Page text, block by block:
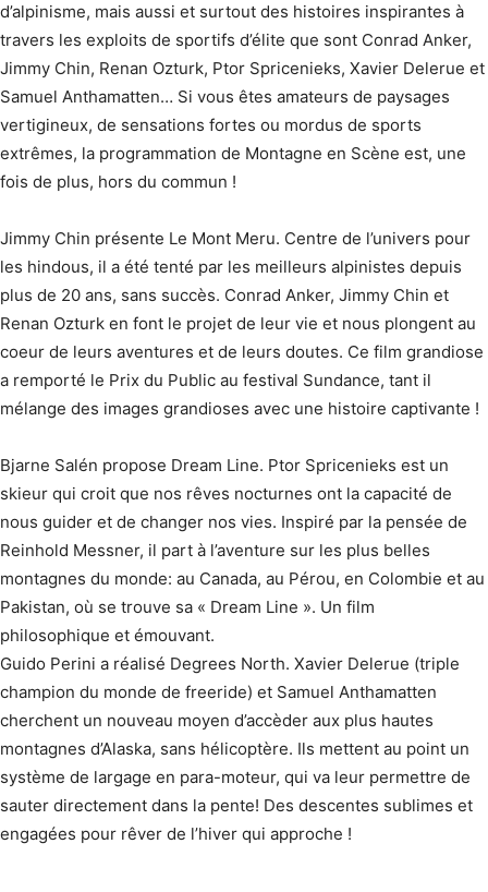
d’alpinisme, mais aussi et surtout des histoires inspirantes à
travers les exploits de sportifs d’élite que sont Conrad Anker,
Jimmy Chin, Renan Ozturk, Ptor Spricenieks, Xavier Delerue et
Samuel Anthamatten… Si vous êtes amateurs de paysages
vertigineux, de sensations fortes ou mordus de sports
extrêmes, la programmation de Montagne en Scène est, une
fois de plus, hors du commun !
Jimmy Chin présente Le Mont Meru. Centre de l’univers pour
les hindous, il a été tenté par les meilleurs alpinistes depuis
plus de 20 ans, sans succès. Conrad Anker, Jimmy Chin et
Renan Ozturk en font le projet de leur vie et nous plongent au
coeur de leurs aventures et de leurs doutes. Ce film grandiose
a remporté le Prix du Public au festival Sundance, tant il
mélange des images grandioses avec une histoire captivante !
Bjarne Salén propose Dream Line. Ptor Spricenieks est un
skieur qui croit que nos rêves nocturnes ont la capacité de
nous guider et de changer nos vies. Inspiré par la pensée de
Reinhold Messner, il part à l’aventure sur les plus belles
montagnes du monde: au Canada, au Pérou, en Colombie et au
Pakistan, où se trouve sa « Dream Line ». Un film
philosophique et émouvant.
Guido Perini a réalisé Degrees North. Xavier Delerue (triple
champion du monde de freeride) et Samuel Anthamatten
cherchent un nouveau moyen d’accèder aux plus hautes
montagnes d’Alaska, sans hélicoptère. Ils mettent au point un
système de largage en para-moteur, qui va leur permettre de
sauter directement dans la pente! Des descentes sublimes et
engagées pour rêver de l’hiver qui approche !